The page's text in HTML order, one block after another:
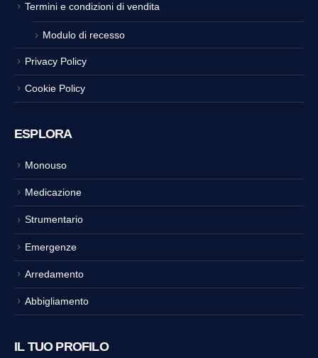
Termini e condizioni di vendita
Modulo di recesso
Privacy Policy
Cookie Policy
ESPLORA
Monouso
Medicazione
Strumentario
Emergenze
Arredamento
Abbigliamento
IL TUO PROFILO